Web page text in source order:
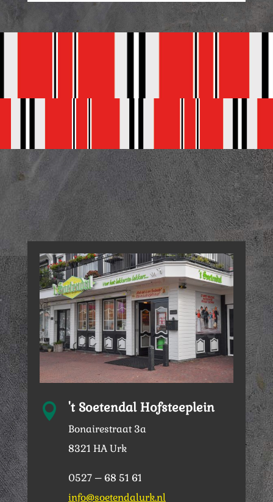
 't Soetendal Hofsteeplein
Bonairestraat 3a
8321 HA Urk
0527 – 68 51 61
info@soetendalurk.nl